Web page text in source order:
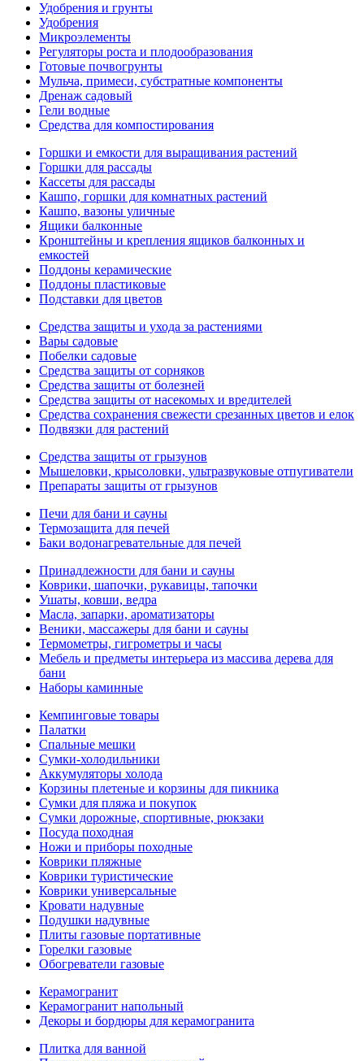
Удобрения и грунты
Удобрения
Микроэлементы
Регуляторы роста и плодообразования
Готовые почвогрунты
Мульча, примеси, субстратные компоненты
Дренаж садовый
Гели водные
Средства для компостирования
Горшки и емкости для выращивания растений
Горшки для рассады
Кассеты для рассады
Кашпо, горшки для комнатных растений
Кашпо, вазоны уличные
Ящики балконные
Кронштейны и крепления ящиков балконных и
емкостей
Поддоны керамические
Поддоны пластиковые
Подставки для цветов
Средства защиты и ухода за растениями
Вары садовые
Побелки садовые
Средства защиты от сорняков
Средства защиты от болезней
Средства защиты от насекомых и вредителей
Средства сохранения свежести срезанных цветов и елок
Подвязки для растений
Средства защиты от грызунов
Мышеловки, крысоловки, ультразвуковые отпугиватели
Препараты защиты от грызунов
Печи для бани и сауны
Термозащита для печей
Баки водонагревательные для печей
Принадлежности для бани и сауны
Коврики, шапочки, рукавицы, тапочки
Ушаты, ковши, ведра
Масла, запарки, ароматизаторы
Веники, массажеры для бани и сауны
Термометры, гигрометры и часы
Мебель и предметы интерьера из массива дерева для
бани
Наборы каминные
Кемпинговые товары
Палатки
Спальные мешки
Сумки-холодильники
Аккумуляторы холода
Корзины плетеные и корзины для пикника
Сумки для пляжа и покупок
Сумки дорожные, спортивные, рюкзаки
Посуда походная
Ножи и приборы походные
Коврики пляжные
Коврики туристические
Коврики универсальные
Кровати надувные
Подушки надувные
Плиты газовые портативные
Горелки газовые
Обогреватели газовые
Керамогранит
Керамогранит напольный
Декоры и бордюры для керамогранита
Плитка для ванной